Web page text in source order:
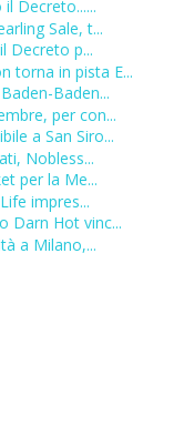
Decreto......
Sale, t...
Decreto p...
torna in pista E...
Baden...
per con...
a San Siro...
Nobless...
per la Me...
impres...
Darn Hot vinc...
a Milano,...